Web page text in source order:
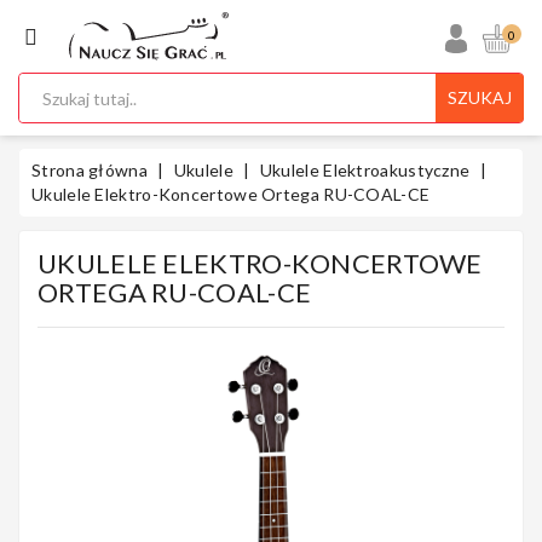
KATEGORIA
Ukulele
Gitary
0
SZUKAJ
Strona główna Ukulele
Ukulele Elektroakustyczne
Ukulele Elektro-Koncertowe Ortega RU-COAL-CE
UKULELE ELEKTRO-KONCERTOWE
ORTEGA RU-COAL-CE